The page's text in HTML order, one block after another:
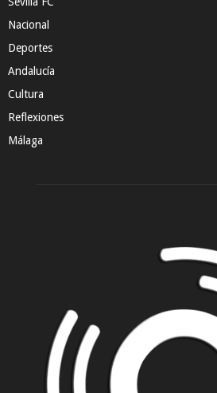
Nacional
Deportes
Andalucía
Cultura
Reflexiones
Málaga